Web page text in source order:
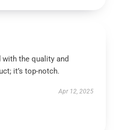
with the quality and
it’s top-notch.
Apr 12, 2025